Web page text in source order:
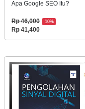
Apa Google SEO Itu?
Rp 46,000 10%
Rp 41,400